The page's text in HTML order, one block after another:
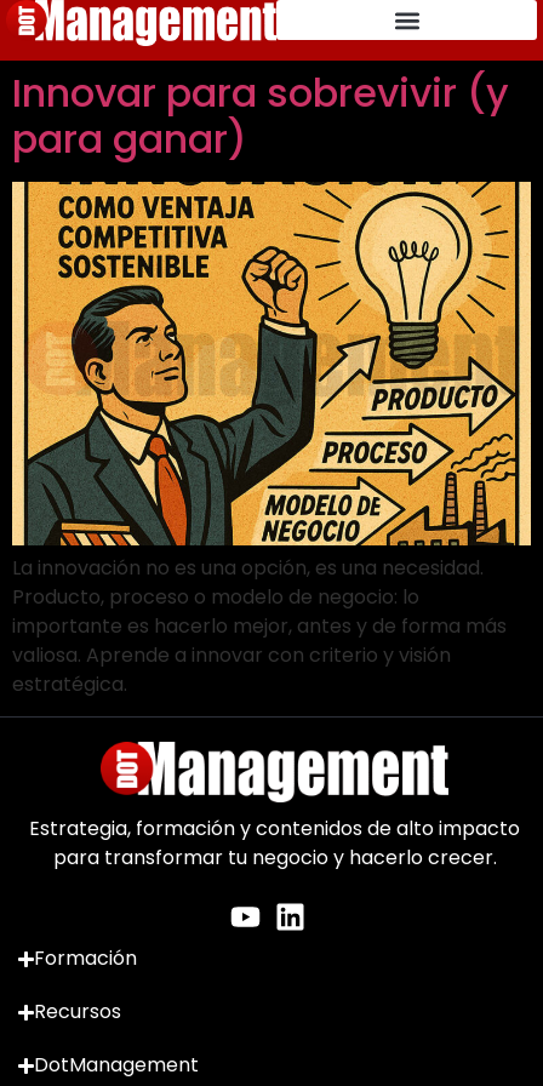
Innovar para sobrevivir (y
para ganar)
La innovación no es una opción, es una necesidad.
Producto, proceso o modelo de negocio: lo
importante es hacerlo mejor, antes y de forma más
valiosa. Aprende a innovar con criterio y visión
estratégica.
Estrategia, formación y contenidos de alto impacto
para transformar tu negocio y hacerlo crecer.
Formación
Recursos
DotManagement